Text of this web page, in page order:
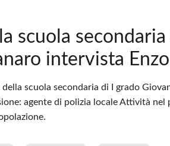
scuola
intervista
scuola secondaria di I grado
agente di polizia locale Attività